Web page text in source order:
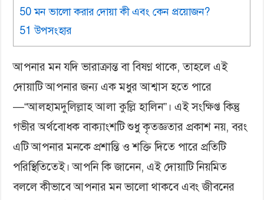
50 মন ভালো করার দোয়া কী এবং কেন প্রয়োজন?
51 উপসংহার
আপনার মন যদি ভারাক্রান্ত বা বিষণ্ণ থাকে, তাহলে এই
দোয়াটি আপনার জন্য এক মধুর আশ্বাস হতে পারে
—“আলহামদুলিল্লাহ আলা কুল্লি হালিন”। এই সংক্ষিপ্ত কিন্তু
গভীর অর্থবোধক বাক্যাংশটি শুধু কৃতজ্ঞতার প্রকাশ নয়, বরং
এটি আপনার মনকে প্রশান্তি ও শক্তি দিতে পারে প্রতিটি
পরিস্থিতিতেই। আপনি কি জানেন, এই দোয়াটি নিয়মিত
বললে কীভাবে আপনার মন ভালো থাকবে এবং জীবনের